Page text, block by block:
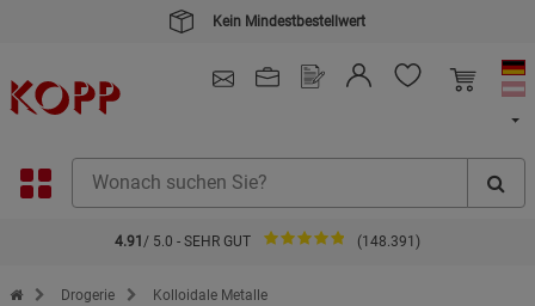
Kein Mindestbestellwert
4.91 / 5.0 - SEHR GUT (148.391)
Zur Startseite des Kopp Verlag Online-Shop
Drogerie
Kolloidale Metalle